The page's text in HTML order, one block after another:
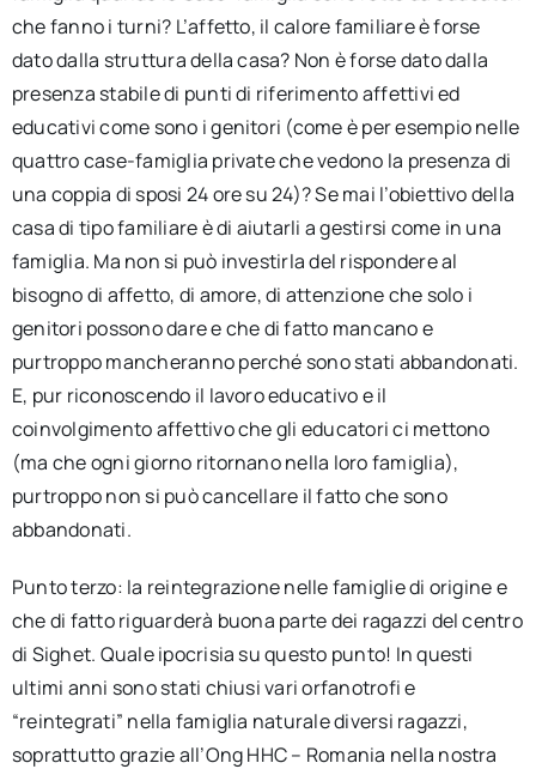
che fanno i turni? L’affetto, il calore familiare è forse
dato dalla struttura della casa? Non è forse dato dalla
presenza stabile di punti di riferimento affettivi ed
educativi come sono i genitori (come è per esempio nelle
quattro case-famiglia private che vedono la presenza di
una coppia di sposi 24 ore su 24)? Se mai l’obiettivo della
casa di tipo familiare è di aiutarli a gestirsi come in una
famiglia. Ma non si può investirla del rispondere al
bisogno di affetto, di amore, di attenzione che solo i
genitori possono dare e che di fatto mancano e
purtroppo mancheranno perché sono stati abbandonati.
E, pur riconoscendo il lavoro educativo e il
coinvolgimento affettivo che gli educatori ci mettono
(ma che ogni giorno ritornano nella loro famiglia),
purtroppo non si può cancellare il fatto che sono
abbandonati.
Punto terzo: la reintegrazione nelle famiglie di origine e
che di fatto riguarderà buona parte dei ragazzi del centro
di Sighet. Quale ipocrisia su questo punto! In questi
ultimi anni sono stati chiusi vari orfanotrofi e
“reintegrati” nella famiglia naturale diversi ragazzi,
soprattutto grazie all’Ong HHC – Romania nella nostra